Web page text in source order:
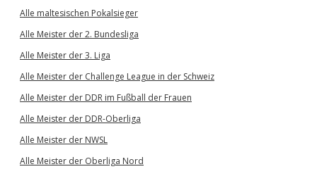
Alle maltesischen Pokalsieger
Alle Meister der 2. Bundesliga
Alle Meister der 3. Liga
Alle Meister der Challenge League in der Schweiz
Alle Meister der DDR im Fußball der Frauen
Alle Meister der DDR-Oberliga
Alle Meister der NWSL
Alle Meister der Oberliga Nord